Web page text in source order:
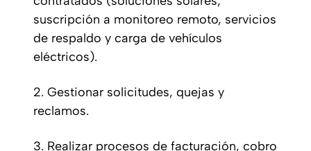
suscripción a monitoreo remoto, servicios
de respaldo y carga de vehículos
eléctricos).
2. Gestionar solicitudes, quejas y
reclamos.
3. Realizar procesos de facturación, cobro